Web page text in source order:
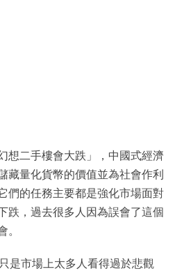
想二手樓會大跌」，中國式經濟
藏量化貨幣的價值並為社會作利
們的任務主要都是強化市場面對
跌，過去很多人因為誤會了這個
。
是市場上太多人看得過於悲觀